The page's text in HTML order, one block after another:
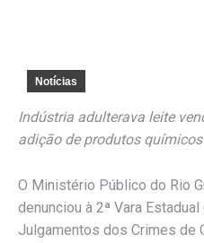
Notícias
Indústria adulterava leite
adição de produtos químicos
O Ministério Público do Rio
denunciou à 2ª Vara
Julgamentos dos Crimes de